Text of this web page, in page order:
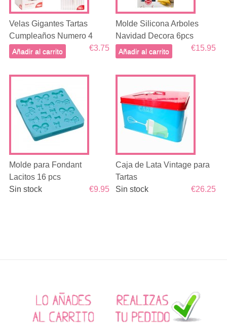
Velas Gigantes Tartas
Cumpleaños Numero 4
€3.75
Añadir al carrito
Molde Silicona Arboles
Navidad Decora 6pcs
€15.95
Añadir al carrito
Molde para Fondant
Lacitos 16 pcs
€9.95
Sin stock
Caja de Lata Vintage para
Tartas
€26.25
Sin stock